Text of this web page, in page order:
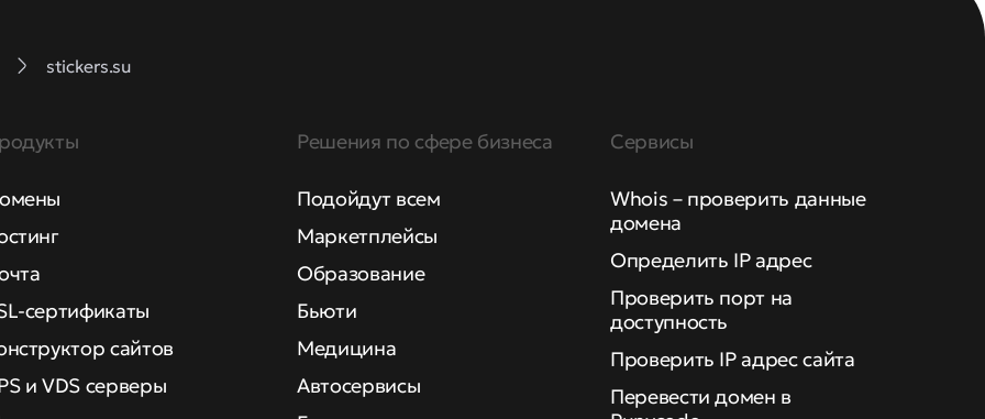
stickers.su
сертификаты
сайтов
и VDS серверы
Решения по сфере бизнеса
Подойдут всем
Маркетплейсы
Образование
Бьюти
Медицина
Автосервисы
Сервисы
Whois – проверить данные
домена
Определить IP адрес
Проверить порт на
доступность
Проверить IP адрес сайта
Перевести домен в